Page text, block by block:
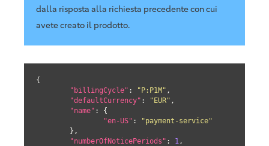
dalla risposta alla richiesta precedente con cui
avete creato il prodotto.
{
"billingCycle" : "P:P1M" ,
"defaultCurrency" : "EUR" ,
"name" : {
"en-US" :
"payment-service"
"numberOfNoticePeriods" : 1 ,